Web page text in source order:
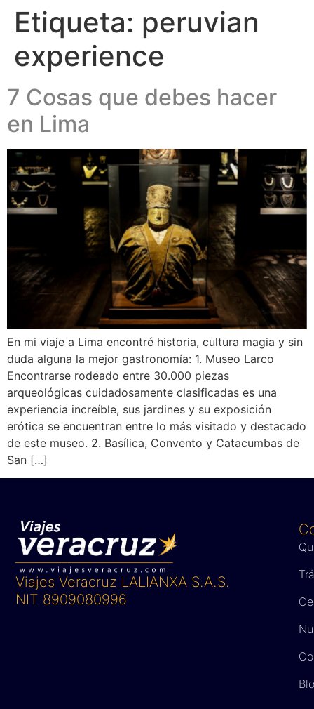
Etiqueta: peruvian
experience
7 Cosas que debes hacer
en Lima
En mi viaje a Lima encontré historia, cultura magia y sin
duda alguna la mejor gastronomía: 1. Museo Larco
Encontrarse rodeado entre 30.000 piezas
arqueológicas cuidadosamente clasificadas es una
experiencia increíble, sus jardines y su exposición
erótica se encuentran entre lo más visitado y destacado
de este museo. 2. Basílica, Convento y Catacumbas de
San […]
Viajes Veracruz LALIANXA S.A.S.
NIT 8909080996